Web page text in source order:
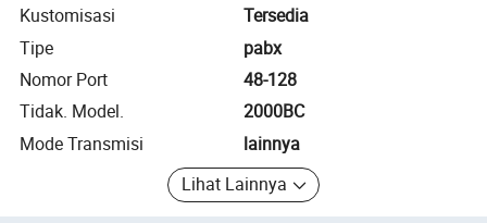
Kustomisasi
Tersedia
Tipe
pabx
Nomor Port
48-128
Tidak. Model.
2000BC
Mode Transmisi
lainnya
Lihat Lainnya